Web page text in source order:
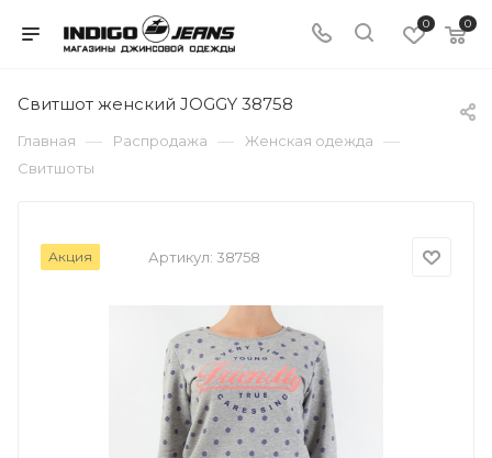
0 0
Свитшот женский JOGGY 38758
Главная — Распродажа — Женская одежда —
Свитшоты
Акция Артикул: 38758